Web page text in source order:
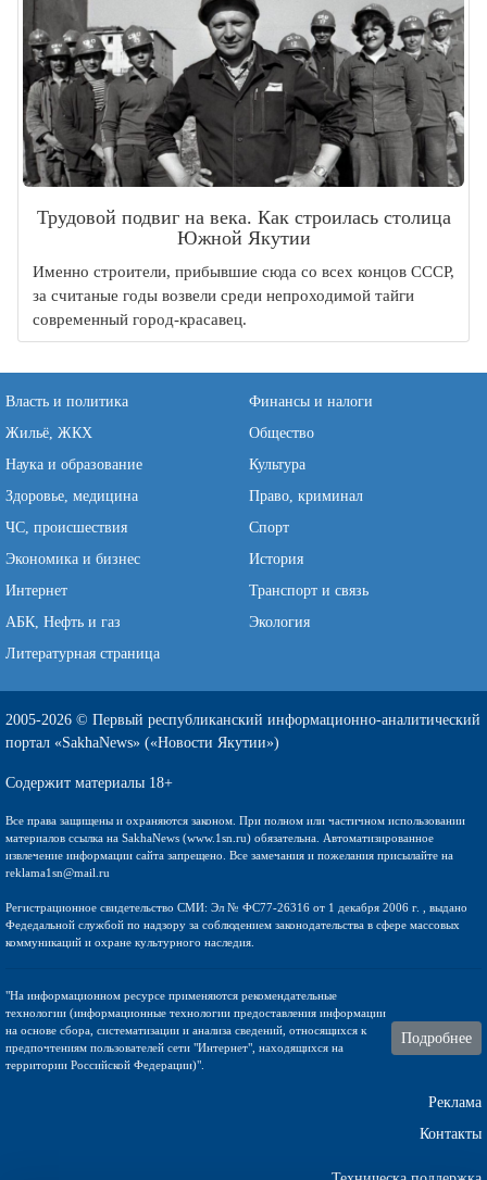
Трудовой подвиг на века. Как строилась столица
Южной Якутии
Именно строители, прибывшие сюда со всех концов СССР,
за считаные годы возвели среди непроходимой тайги
современный город-красавец.
Власть и политика
Финансы и налоги
Жильё, ЖКХ
Общество
Наука и образование
Культура
Здоровье, медицина
Право, криминал
ЧС, происшествия
Спорт
Экономика и бизнес
История
Интернет
Транспорт и связь
АБК, Нефть и газ
Экология
Литературная страница
2005-2026 © Первый республиканский информационно-аналитический
портал «SakhaNews» («Новости Якутии»)
Содержит материалы 18+
Все права защищены и охраняются законом. При полном или частичном использовании
материалов ссылка на SakhaNews (www.1sn.ru) обязательна. Автоматизированное
извлечение информации сайта запрещено. Все замечания и пожелания присылайте на
reklama1sn@mail.ru
Регистрационное свидетельство СМИ: Эл № ФС77-26316 от 1 декабря 2006 г. , выдано
Федедальной службой по надзору за соблюдением законодательства в сфере массовых
коммуникаций и охране культурного наследия.
"На информационном ресурсе применяются рекомендательные
технологии (информационные технологии предоставления информации
на основе сбора, систематизации и анализа сведений, относящихся к
предпочтениям пользователей сети "Интернет", находящихся на
территории Российской Федерации)".
Подробнее
Реклама
Контакты